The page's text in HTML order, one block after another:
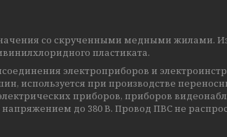
со скрученными медными жилами.
пластиката.
электроприборов и
используется при производстве
приборов, приборов
до 380 В. Провод ПВС не